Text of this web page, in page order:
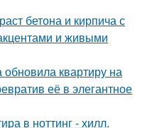
бетона и кирпича с
и живыми
квартиру на
её в элегантное
в ноттинг - хилл.